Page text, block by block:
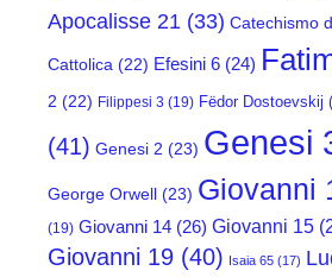
Apocalisse 21 (33) Catechismo
Cattolica (22) Efesini 6 (24)
2 (22) Filippesi 3 (19) Fëdor Dostoevskij
(41) Genesi 2 (23) Genesi
George Orwell (23) Giovanni
(19) Giovanni 14 (26) Giovanni 15
Giovanni 19 (40) Isaia 65 (17)